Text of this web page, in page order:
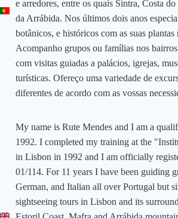
e arredores, entre os quais Sintra, Costa
da Arrábida. Nos últimos dois anos
botânicos, e históricos com as suas plantas
Acompanho grupos ou famílias nos
com visitas guiadas a palácios, igrejas,
turísticas. Ofereço uma variedade de
diferentes de acordo com as vossas
My name is Rute Mendes and I am a
1992. I completed my training at the
in Lisbon in 1992 and I am officially
01/114. For 11 years I have been guiding
German, and Italian all over Portugal but
sightseeing tours in Lisbon and its